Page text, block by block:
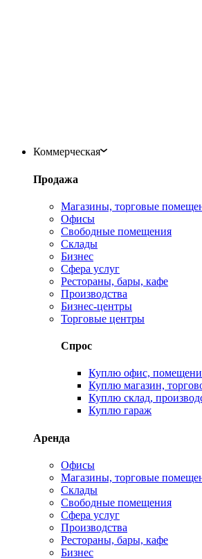
Коммерческая
Продажа
Магазины, торговые
Офисы
Свободные помещения
Склады
Бизнес
Сфера услуг
Рестораны, бары, кафе
Производства
Бизнес-центры
Торговые центры
Спрос
Куплю офис,
Куплю магазин,
Куплю склад,
Куплю гараж
Аренда
Офисы
Магазины, торговые
Склады
Свободные помещения
Сфера услуг
Производства
Рестораны, бары, кафе
Бизнес